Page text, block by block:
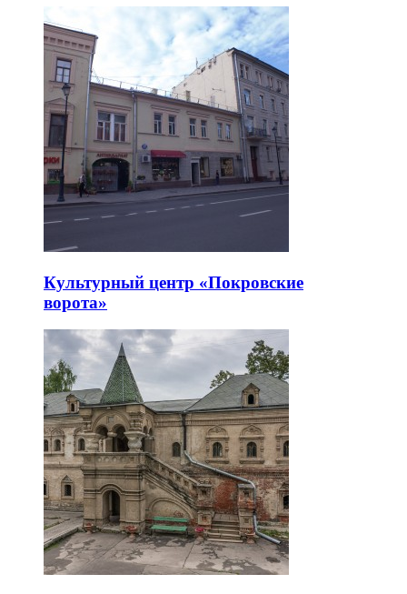
Культурный центр «Покровские
ворота»